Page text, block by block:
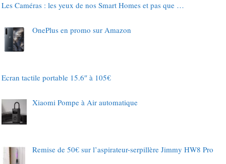
Les Caméras : les yeux de nos Smart Homes et pas que …
OnePlus en promo sur Amazon
Ecran tactile portable 15.6″ à 105€
Xiaomi Pompe à Air automatique
Remise de 50€ sur l’aspirateur-serpillère Jimmy HW8 Pro